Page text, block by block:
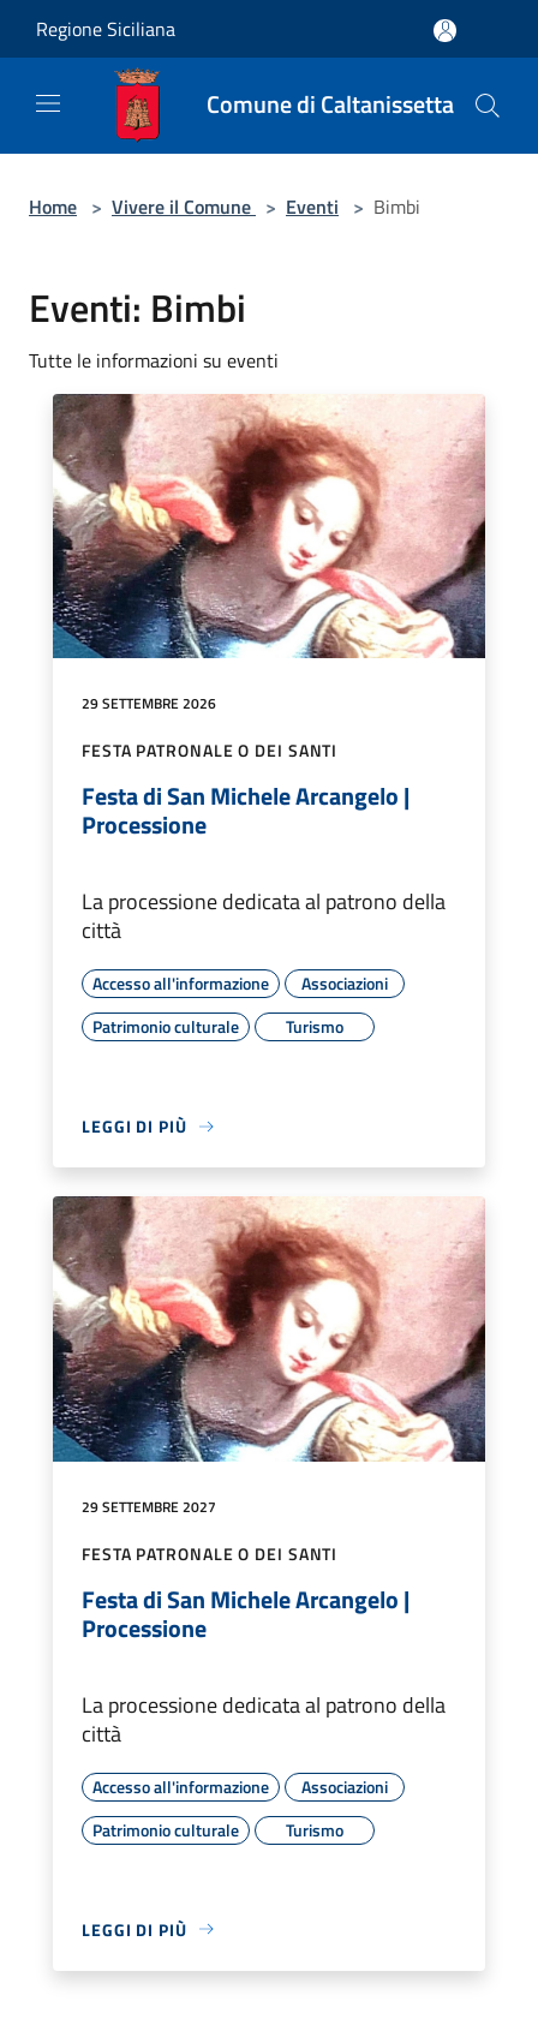
Regione Siciliana
Comune di Caltanissetta
Home > Vivere il Comune > Eventi > Bimbi
Eventi: Bimbi
Tutte le informazioni su eventi
29 SETTEMBRE 2026
FESTA PATRONALE O DEI SANTI
Festa di San Michele Arcangelo |
Processione
La processione dedicata al patrono della
città
Accesso all'informazione
Associazioni
Patrimonio culturale
Turismo
LEGGI DI PIÙ
29 SETTEMBRE 2027
FESTA PATRONALE O DEI SANTI
Festa di San Michele Arcangelo |
Processione
La processione dedicata al patrono della
città
Accesso all'informazione
Associazioni
Patrimonio culturale
Turismo
LEGGI DI PIÙ